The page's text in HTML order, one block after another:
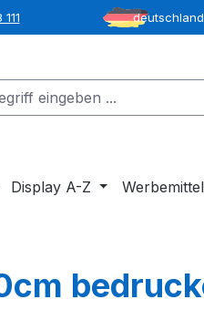
Display A-Z Werbemittel